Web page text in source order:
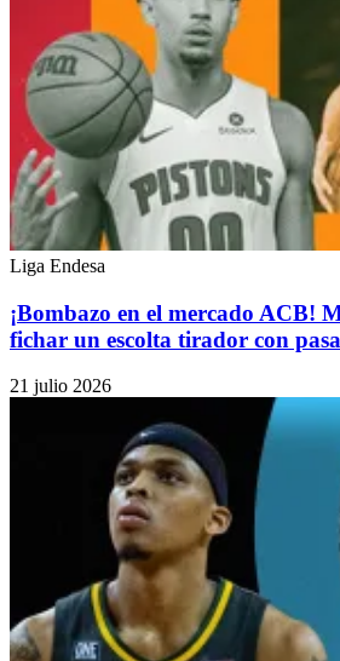
Liga Endesa
¡Bombazo en el mercado ACB!
fichar un escolta tirador con
21 julio 2026